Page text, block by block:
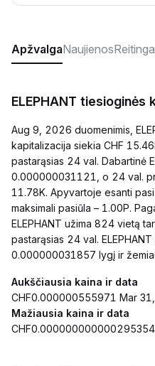
ApžvalgaNaujienos
ELEPHANT tiesioginės
Aug 9, 2026 duomenimis,
kapitalizacija siekia CHF
pastarąsias 24 val. Dabartinė
0.000000031121, o 24 val.
11.78K. Apyvartoje esanti
maksimali pasiūla – 1.00P.
ELEPHANT užima 824 vietą
pastarąsias 24 val.
0.000000031857 lygį ir
Aukščiausia kaina ir data
CHF0.000000555971 Mar
Mažiausia kaina ir data